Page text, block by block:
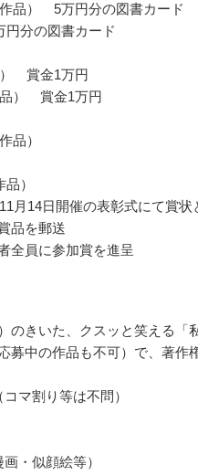
品） 5万円分の図書カード
分の図書カード
） 賞金1万円
） 賞金1万円
品）
）
月14日開催の表彰式にて賞状
品を郵送
全員に参加賞を進呈
のきいた、クスッと笑える「
募中の作品も不可）で、著作
マ割り等は不問）
・似顔絵等）